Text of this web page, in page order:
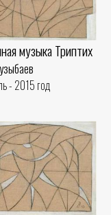
музыка Триптих
- 2015 год